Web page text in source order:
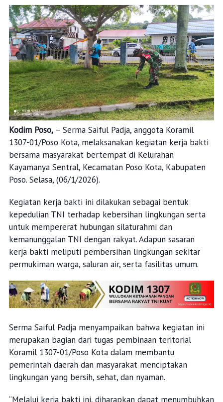
Kodim Poso, – Serma Saiful Padja, anggota Koramil
1307-01/Poso Kota, melaksanakan kegiatan kerja bakti
bersama masyarakat bertempat di Kelurahan
Kayamanya Sentral, Kecamatan Poso Kota, Kabupaten
Poso. Selasa, (06/1/2026).
Kegiatan kerja bakti ini dilakukan sebagai bentuk
kepedulian TNI terhadap kebersihan lingkungan serta
untuk mempererat hubungan silaturahmi dan
kemanunggalan TNI dengan rakyat. Adapun sasaran
kerja bakti meliputi pembersihan lingkungan sekitar
permukiman warga, saluran air, serta fasilitas umum.
Serma Saiful Padja menyampaikan bahwa kegiatan ini
merupakan bagian dari tugas pembinaan teritorial
Koramil 1307-01/Poso Kota dalam membantu
pemerintah daerah dan masyarakat menciptakan
lingkungan yang bersih, sehat, dan nyaman.
“Melalui kerja bakti ini, diharapkan dapat menumbuhkan